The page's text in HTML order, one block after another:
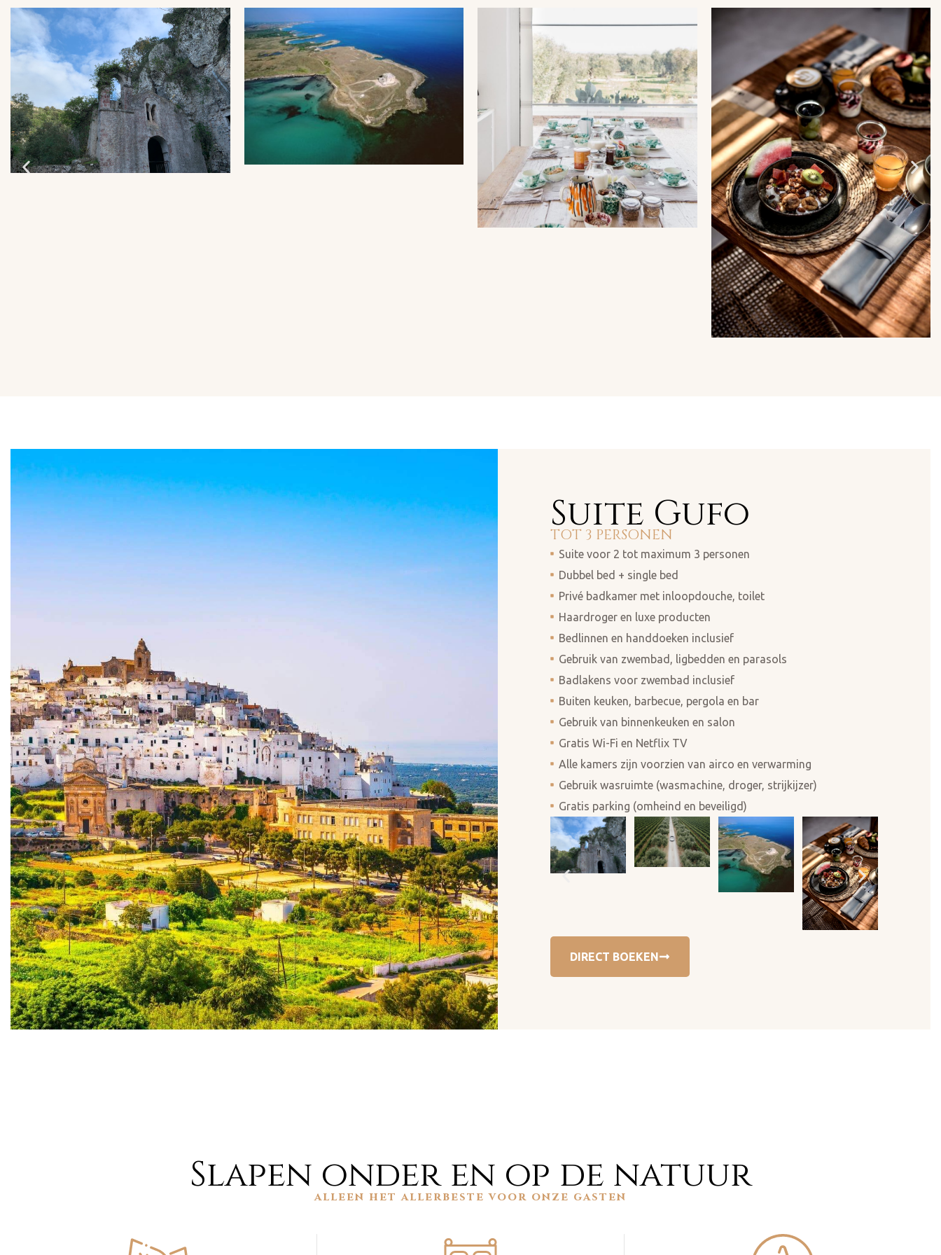
Suite Gufo ​
TOT 3 PERSONEN​
Suite voor 2 tot maximum 3 personen
Dubbel bed + single bed
Privé badkamer met inloopdouche, toilet
Haardroger en luxe producten
Bedlinnen en handdoeken inclusief
Gebruik van zwembad, ligbedden en parasols
Badlakens voor zwembad inclusief
Buiten keuken, barbecue, pergola en bar
Gebruik van binnenkeuken en salon
Gratis Wi-Fi en Netflix TV
Alle kamers zijn voorzien van airco en verwarming
Gebruik wasruimte (wasmachine, droger, strijkijzer)
Gratis parking (omheind en beveiligd)
DIRECT BOEKEN
Slapen onder en op de natuur
alleen het allerbeste voor onze gasten